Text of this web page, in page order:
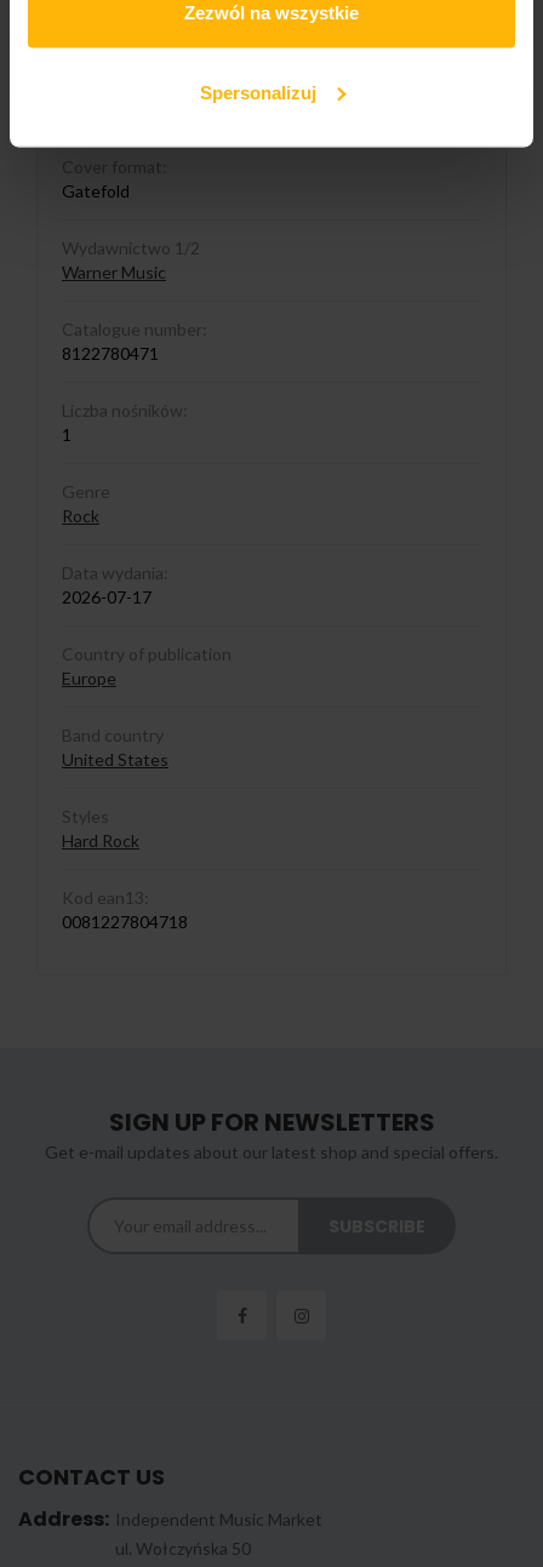
Zezwól na wszystkie
Spersonalizuj
Cover format:
Gatefold
Wydawnictwo 1/2
Warner Music
Catalogue number:
8122780471
Liczba nośników:
1
Genre
Rock
Data wydania:
2026-07-17
Country of publication
Europe
Band country
United States
Styles
Hard Rock
Kod ean13:
0081227804718
SIGN UP FOR NEWSLETTERS
Get e-mail updates about our latest shop and special offers.
CONTACT US
Address: Independent Music Market
ul. Wołczyńska 50